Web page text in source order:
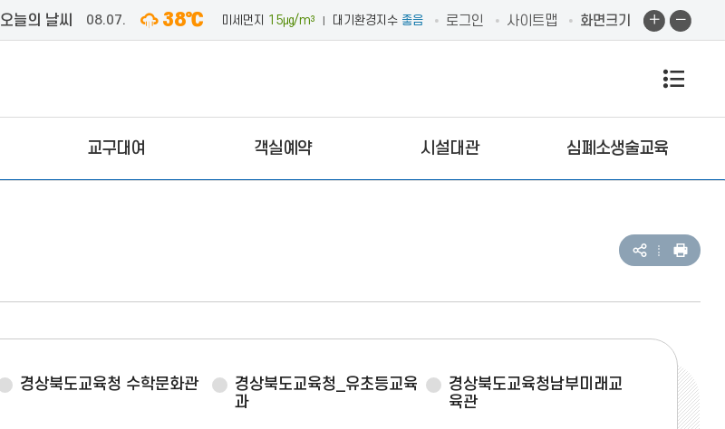
오늘의 날씨 08.07. 38℃ 미세먼지 15㎍/m³ 대기환경지수 좋음 로그인 사이트맵 화면크기
화
면
대
화
면
교구대여 객실예약 시설대관 심폐소생술교육
메
뉴
열
공
유
기
인
쇄
경상북도교육청 수학문화관
경상북도교육청_유초등교육
과
경상북도교육청남부미래교
육관